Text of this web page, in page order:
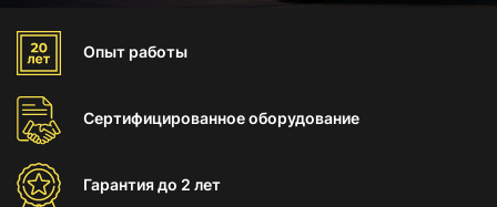
Опыт работы
Сертифицированноеоборудование
Гарантиядо 2 лет